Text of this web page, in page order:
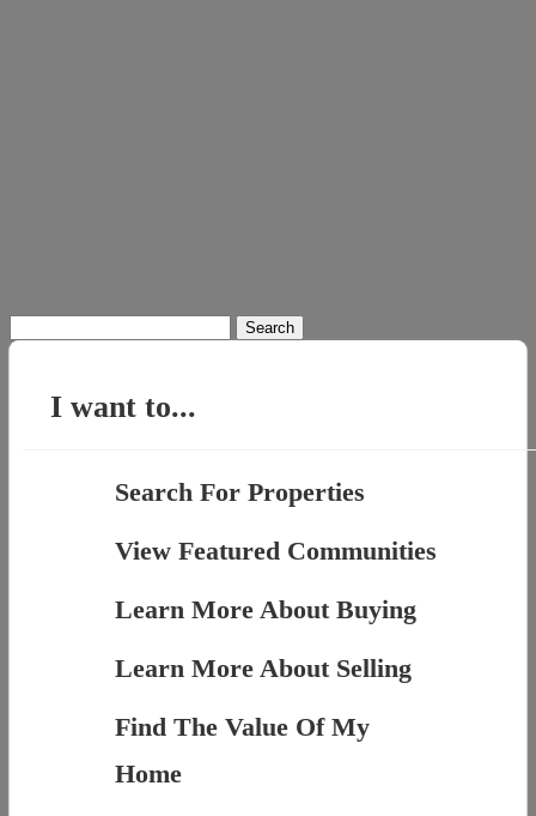
for:
I want to...
Search For Properties
View Featured Communities
Learn More About Buying
Learn More About Selling
Find The Value Of My
Home